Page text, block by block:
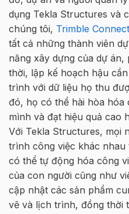
dụng Tekla Structures và
chúng tôi, Trimble Connect
tất cả những thành viên
năng xây dựng của dự
thời, lập kế hoạch hậu
trình với dữ liệu họ thu
đó, họ có thể hài hòa hóa
mình và đạt hiệu quả cao
Với Tekla Structures, mọi
trình công việc khác
có thể tự động hóa công
của con người cũng như
cập nhật các sản phẩm
vẽ và lịch trình, đồng thời